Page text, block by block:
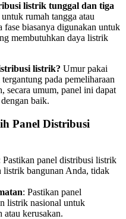
listrik tunggal dan tiga
rumah tangga atau
fase biasanya digunakan untuk
membutuhkan daya listrik
listrik? Umur pakai
pada pemeliharaan
secara umum, panel ini dapat
baik.
Panel Distribusi
Pastikan panel distribusi listrik
listrik bangunan Anda, tidak
: Pastikan panel
listrik nasional untuk
atau kerusakan.